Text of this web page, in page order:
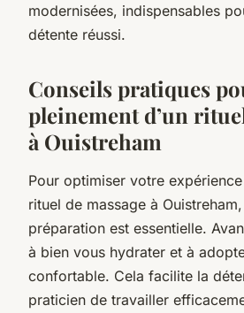
modernisées, indispensables
détente réussi.
Conseils pratiques
pleinement d’un
à Ouistreham
Pour optimiser votre
rituel de massage à
préparation est essentielle.
à bien vous hydrater et à
confortable. Cela facilite la
praticien de travailler